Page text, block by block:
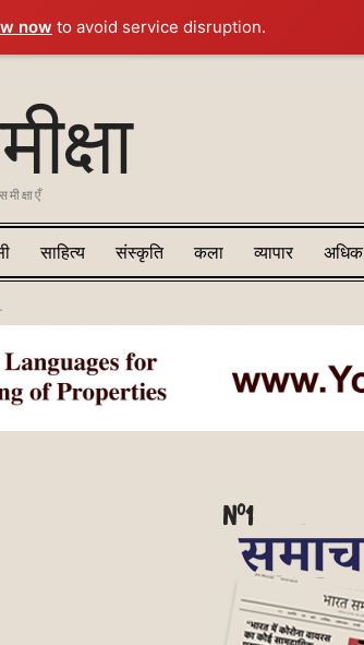
now to avoid service disruption.
साहित्य संस्‍कृति कला व्यापार अधिक